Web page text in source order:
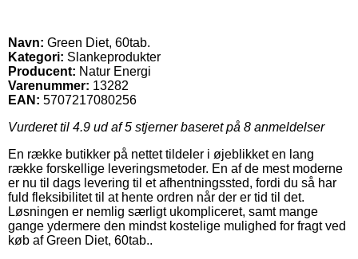
Navn: Green Diet, 60tab.
Kategori: Slankeprodukter
Producent: Natur Energi
Varenummer: 13282
EAN: 5707217080256
Vurderet til 4.9 ud af 5 stjerner baseret på 8 anmeldelser
En række butikker på nettet tildeler i øjeblikket en lang
række forskellige leveringsmetoder. En af de mest moderne
er nu til dags levering til et afhentningssted, fordi du så har
fuld fleksibilitet til at hente ordren når der er tid til det.
Løsningen er nemlig særligt ukompliceret, samt mange
gange ydermere den mindst kostelige mulighed for fragt ved
køb af Green Diet, 60tab..